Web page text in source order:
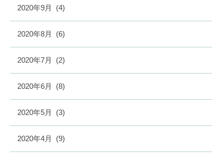
2020年9月 (4)
2020年8月 (6)
2020年7月 (2)
2020年6月 (8)
2020年5月 (3)
2020年4月 (9)